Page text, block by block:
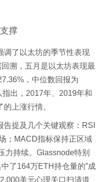
撑
调了以太坊的季节性表现
溯，五月是以太坊表现最
，中位数回报为
出，2017年、2019年和
上涨行情。
提及几个关键观察：RSI
；MACD指标保持正区域
力持续。Glassnode特别
了164万ETH持仓量的”成
美元心理关口扫清道